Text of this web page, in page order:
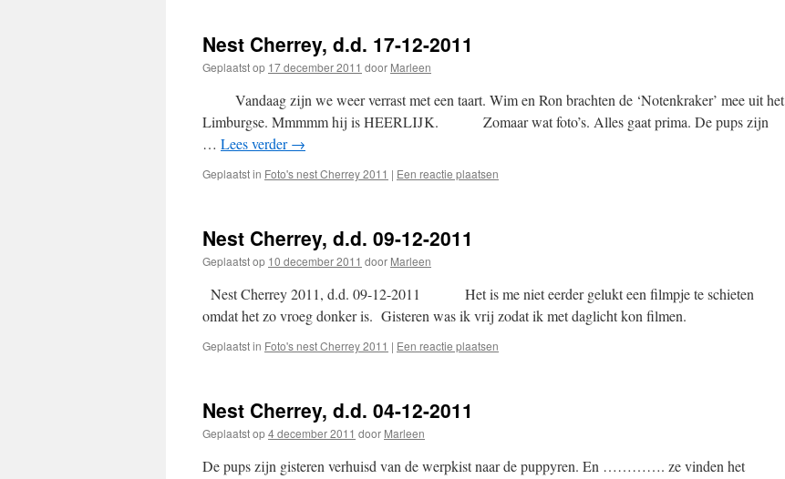
Nest Cherrey, d.d. 17-12-2011
Geplaatst op 17 december 2011 door Marleen
Vandaag zijn we weer verrast met een taart. Wim en Ron brachten de ‘Notenkraker’ mee uit het
Limburgse. Mmmmm hij is HEERLIJK. Zomaar wat foto’s. Alles gaat prima. De pups zijn
… Lees verder→
Geplaatst in Foto's nest Cherrey 2011 | Een reactie plaatsen
Nest Cherrey, d.d. 09-12-2011
Geplaatst op 10 december 2011 door Marleen
Nest Cherrey 2011, d.d. 09-12-2011 Het is me niet eerder gelukt een filmpje te schieten
omdat het zo vroeg donker is. Gisteren was ik vrij zodat ik met daglicht kon filmen.
Geplaatst in Foto's nest Cherrey 2011 | Een reactie plaatsen
Nest Cherrey, d.d. 04-12-2011
Geplaatst op4 december 2011 door Marleen
De pups zijn gisteren verhuisd van de werpkist naar de puppyren. En …………. ze vinden het